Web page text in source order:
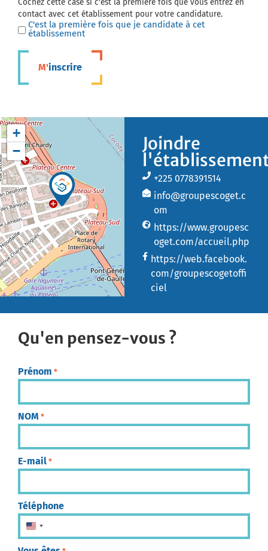
Cochez cette case si c'est la première fois que vous entrez en
contact avec cet établissement pour votre candidature.
C'est la première fois que je candidate à cet
établissement
M'inscrire
+
−
Joindre
+225 0778391514
info@groupescoget.c
om
https://www.groupesc
oget.com/accueil.php
https://web.facebook.
com/groupescogetoffi
ciel
Qu'en pensez-vous ?
Prénom *
NOM *
E-mail *
Téléphone
États-Unis +1